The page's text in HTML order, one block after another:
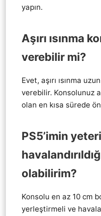
yapın.
Aşırı ısınma
verebilir mi?
Evet, aşırı ısınma
verebilir. Konsolunuz
olan en kısa sürede
PS5’imin
olabilirim?
Konsolu en az 10 cm
yerleştirmeli ve